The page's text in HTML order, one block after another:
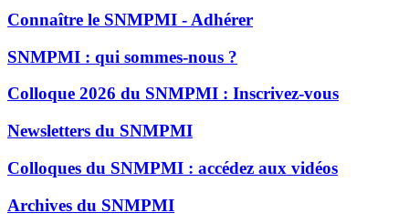
Connaître le SNMPMI - Adhérer
SNMPMI : qui sommes-nous ?
Colloque 2026 du SNMPMI : Inscrivez-vous
Newsletters du SNMPMI
Colloques du SNMPMI : accédez aux vidéos
Archives du SNMPMI